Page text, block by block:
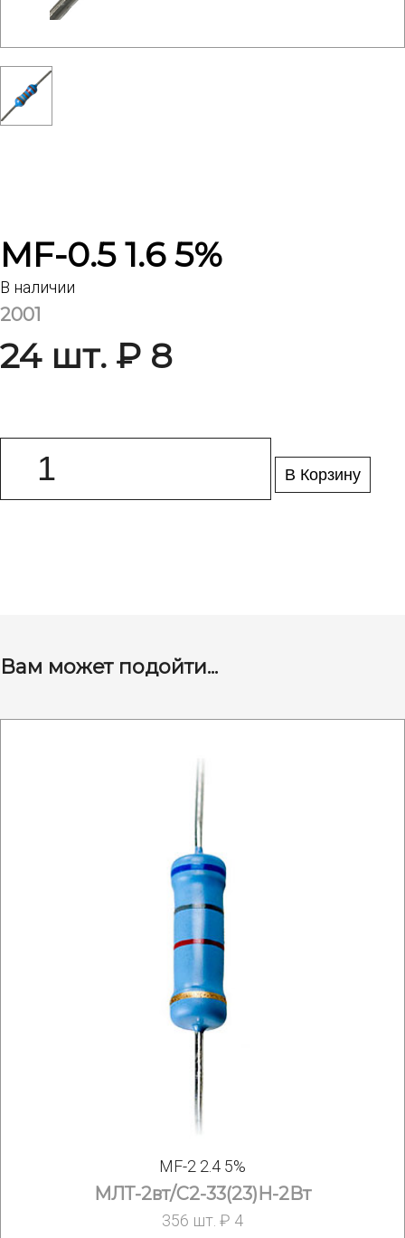
MF-0.5 1.6 5%
В наличии
2001
24 шт. ₽ 8
В Корзину
Вам может подойти...
MF-2 2.4 5%
МЛТ-2вт/С2-33(23)Н-2Вт
356 шт. ₽ 4